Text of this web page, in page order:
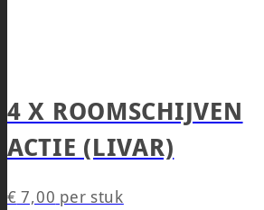
4 X ROOMSCHIJVEN
ACTIE (LIVAR)
€ 7,00 per stuk